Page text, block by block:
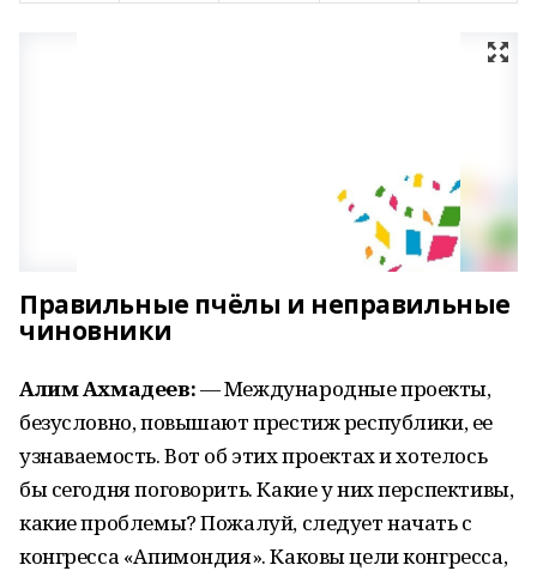
Правильные пчёлы и неправильные
чиновники
Алим Ахмадеев:— Международные проекты,
безусловно, повышают престиж республики, ее
узнаваемость. Вот об этих проектах и хотелось
бы сегодня поговорить. Какие у них перспективы,
какие проблемы? Пожалуй, следует начать с
конгресса «Апимондия». Каковы цели конгресса,